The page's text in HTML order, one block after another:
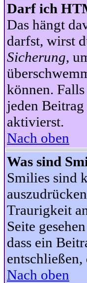
Darf ich
Das hängt
darfst, wirst
Sicherung,
können.
jeden
aktivierst.
Nach oben
Was sind
Smilies sind
Traurigkeit
Seite
dass ein
Nach oben